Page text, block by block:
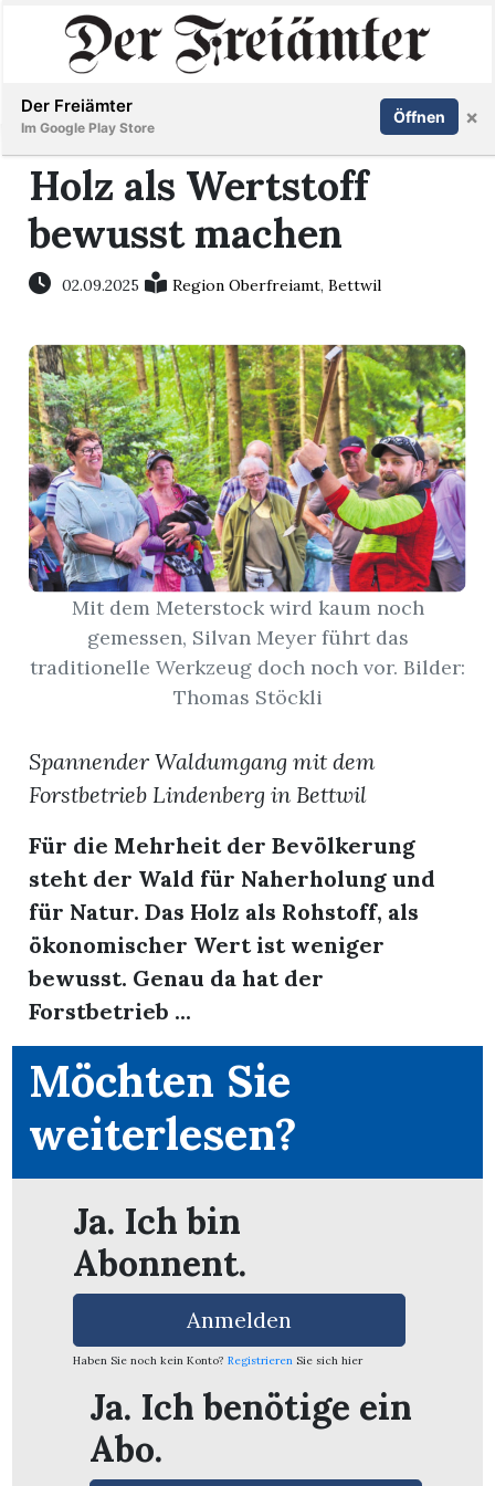
Veranstaltungen
Stellen
E-
Paper
Newsletter
App
Inserieren Abonnieren Anmelden
Holz als Wertstoff
bewusst machen
02.09.2025 Region Oberfreiamt,Bettwil
Mit dem Meterstock wird kaum noch
gemessen, Silvan Meyer führt das
traditionelle Werkzeug doch noch vor. Bilder:
Thomas Stöckli
Spannender Waldumgang mit dem
Forstbetrieb Lindenberg in Bettwil
Für die Mehrheit der Bevölkerung
steht der Wald für Naherholung und
für Natur. Das Holz als Rohstoff, als
ökonomischer Wert ist weniger
bewusst. Genau da hat der
Forstbetrieb ...
Möchten Sie
weiterlesen?
Ja. Ich bin
Abonnent.
Anmelden
Haben Sie noch kein Konto? Registrieren Sie sich hier
Ja. Ich benötige ein
Abo.
Der Freiämter
Im Google Play Store
Öffnen ×